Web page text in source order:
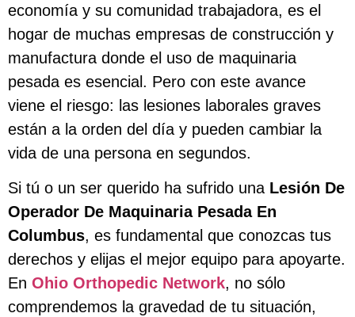
economía y su comunidad trabajadora, es el
hogar de muchas empresas de construcción y
manufactura donde el uso de maquinaria
pesada es esencial. Pero con este avance
viene el riesgo: las lesiones laborales graves
están a la orden del día y pueden cambiar la
vida de una persona en segundos.
Si tú o un ser querido ha sufrido una Lesión De
Operador De Maquinaria Pesada En
Columbus, es fundamental que conozcas tus
derechos y elijas el mejor equipo para apoyarte.
En Ohio Orthopedic Network, no sólo
comprendemos la gravedad de tu situación,